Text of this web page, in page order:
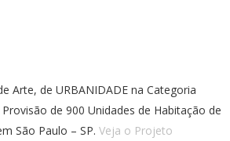
Arte, de URBANIDADE na Categoria
de 900 Unidades de Habitação de
São Paulo – SP. Veja o Projeto